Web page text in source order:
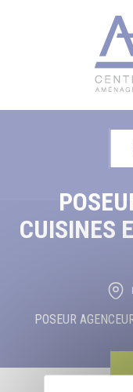
CUISINES
POSEUR